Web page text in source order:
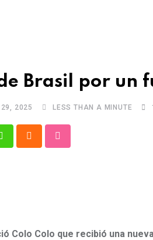
Brasil por un
2025 LESS THAN A MINUTE
Colo Colo que recibió una